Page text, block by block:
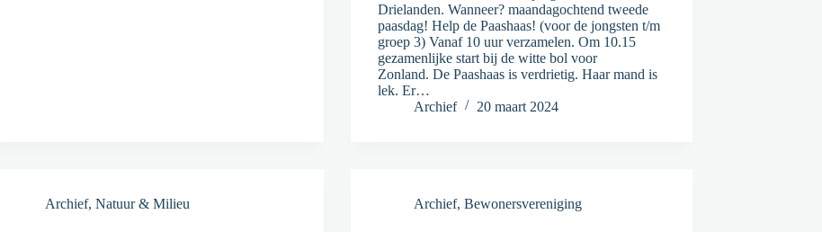
Drielanden. Wanneer? maandagochtend tweede
paasdag! Help de Paashaas! (voor de jongsten t/m
groep 3) Vanaf 10 uur verzamelen. Om 10.15
gezamenlijke start bij de witte bol voor
Zonland. De Paashaas is verdrietig. Haar mand is
lek. Er…
Archief
20 maart 2024
Archief, Natuur & Milieu Archief, Bewonersvereniging